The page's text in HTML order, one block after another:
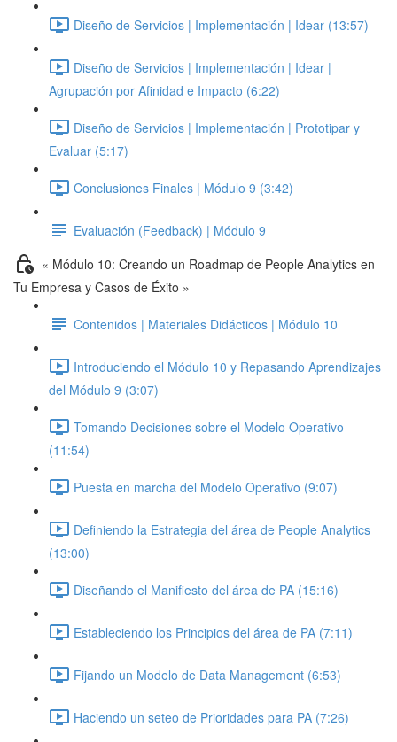
Diseño de Servicios | Implementación | Idear (13:57)
Diseño de Servicios | Implementación | Idear |
Agrupación por Afinidad e Impacto (6:22)
Diseño de Servicios | Implementación | Prototipar y
Evaluar (5:17)
Conclusiones Finales | Módulo 9 (3:42)
Evaluación (Feedback) | Módulo 9
« Módulo 10: Creando un Roadmap de People Analytics en
Tu Empresa y Casos de Éxito »
Contenidos | Materiales Didácticos | Módulo 10
Introduciendo el Módulo 10 y Repasando Aprendizajes
del Módulo 9 (3:07)
Tomando Decisiones sobre el Modelo Operativo
(11:54)
Puesta en marcha del Modelo Operativo (9:07)
Definiendo la Estrategia del área de People Analytics
(13:00)
Diseñando el Manifiesto del área de PA (15:16)
Estableciendo los Principios del área de PA (7:11)
Fijando un Modelo de Data Management (6:53)
Haciendo un seteo de Prioridades para PA (7:26)